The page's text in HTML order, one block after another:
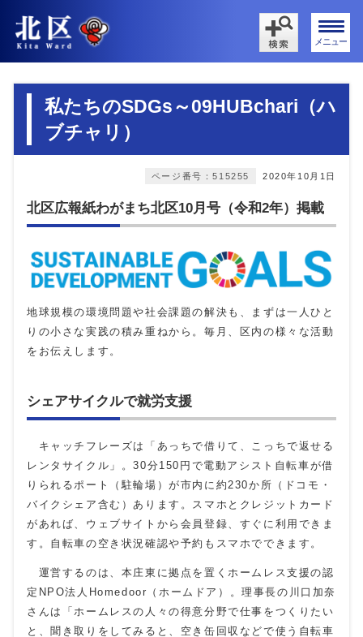
メニュー
私たちのSDGs～09HUBchari（ハ
ブチャリ）
2020年10月1日
ページ番号：515255
北区広報紙わがまち北区10月号（令和2年）掲載
地球規模の環境問題や社会課題の解決も、まずは一人ひと
りの小さな実践の積み重ねから。毎月、区内の様々な活動
をお伝えします。
シェアサイクルで就労支援
キャッチフレーズは「あっちで借りて、こっちで返せる
レンタサイクル」。30分150円で電動アシスト自転車が借
りられるポート（駐輪場）が市内に約230か所（ドコモ・
バイクシェア含む）あります。スマホとクレジットカード
があれば、ウェブサイトから会員登録、すぐに利用できま
す。自転車の空き状況確認や予約もスマホでできます。
運営するのは、本庄東に拠点を置くホームレス支援の認
定NPO法人Homedoor（ホームドア）。理事長の川口加奈
さんは「ホームレスの人々の得意分野で仕事をつくりたい
と、聞き取りをしてみると、空き缶回収などで使う自転車